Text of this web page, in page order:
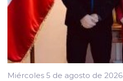
Miércoles 5 de agosto de 2026